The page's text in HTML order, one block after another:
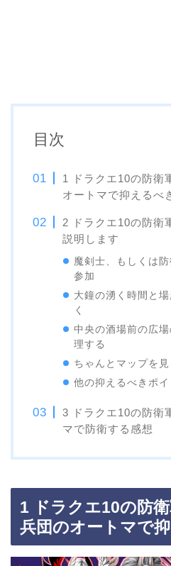
目次
1 ドラクエ10の防衛
オートマで抑えるべ
2 ドラクエ10の防衛
説明します
魔剣士、もしくは
参加
大鐘の湧く時間と
く
中央の酒場前の広
理する
ちゃんとマップを見
他の抑えるべきポイ
3 ドラクエ10の防衛
マで防衛する感想
1 ドラクエ10の防
兵団のオートマで